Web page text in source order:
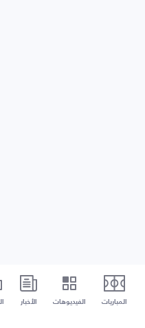
المباريات الفيديوهات الأخبار